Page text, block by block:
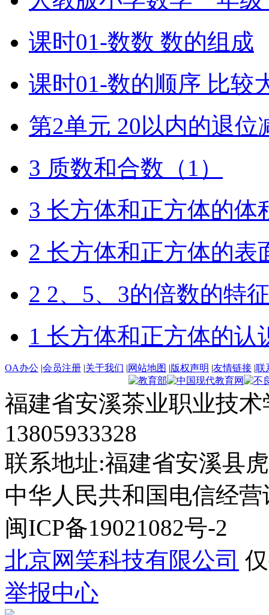
课时01-数数 数的组成
课时01-数的顺序 比较
第2单元 20以内的退位
3 质数和合数（1）
3 长方体和正方体的体
2 长方体和正方体的表
2 2、5、3的倍数的特
1 长方体和正方体的认
OA办公 |会员注册 |关于我们 |网站地图 |版权声明 |友情链接 |联
福建省安溪茶业职业技
13805933328
联系地址:福建省安溪县
中华人民共和国电信经营
闽ICP备19021082号-2
北京网笑科技有限公司
举报中心